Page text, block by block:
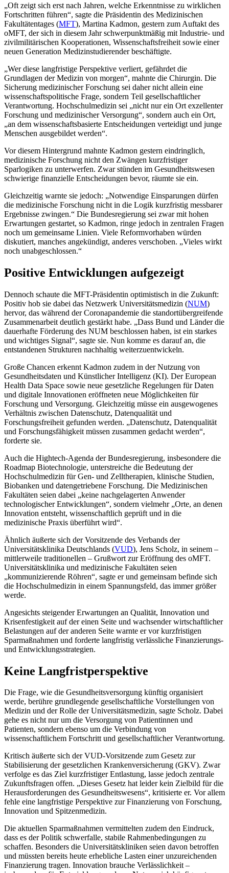
„Oft zeigt sich erst nach Jahren, welche Erkenntnisse zu wirklichen
Fortschritten führen“, sagte die Präsidentin des Medizinischen
Fakultätentages (MFT), Martina Kadmon, gestern zum Auftakt des
oMFT, der sich in diesem Jahr schwerpunktmäßig mit Industrie- und
zivilmilitärischen Kooperationen, Wissenschaftsfreiheit sowie einer
neuen Generation Medizinstudierender beschäftigte.
„Wer diese langfristige Perspektive verliert, gefährdet die
Grundlagen der Medizin von morgen“, mahnte die Chirurgin. Die
Sicherung medizinischer Forschung sei daher nicht allein eine
wissenschaftspolitische Frage, sondern Teil gesellschaftlicher
Verantwortung. Hochschulmedizin sei „nicht nur ein Ort exzellenter
Forschung und medizinischer Versorgung“, sondern auch ein Ort,
„an dem wissenschaftsbasierte Entscheidungen verteidigt und junge
Menschen ausgebildet werden“.
Vor diesem Hintergrund mahnte Kadmon gestern eindringlich,
medizinische Forschung nicht den Zwängen kurzfristiger
Sparlogiken zu unterwerfen. Zwar stünden im Gesundheitswesen
schwierige finanzielle Entscheidungen bevor, räumte sie ein.
Gleichzeitig warnte sie jedoch: „Notwendige Einsparungen dürfen
die medizinische Forschung nicht in die Logik kurzfristig messbarer
Ergebnisse zwingen.“ Die Bundesregierung sei zwar mit hohen
Erwartungen gestartet, so Kadmon, ringe jedoch in zentralen Fragen
noch um gemeinsame Linien. Viele Reformvorhaben würden
diskutiert, manches angekündigt, anderes verschoben. „Vieles wirkt
noch unabgeschlossen.“
Positive Entwicklungen aufgezeigt
Dennoch schaute die MFT-Präsidentin optimistisch in die Zukunft:
Positiv hob sie dabei das Netzwerk Universitätsmedizin (NUM)
hervor, das während der Coronapandemie die standortübergreifende
Zusammenarbeit deutlich gestärkt habe. „Dass Bund und Länder die
dauerhafte Förderung des NUM beschlossen haben, ist ein starkes
und wichtiges Signal“, sagte sie. Nun komme es darauf an, die
entstandenen Strukturen nachhaltig weiterzuentwickeln.
Große Chancen erkennt Kadmon zudem in der Nutzung von
Gesundheitsdaten und Künstlicher Intelligenz (KI). Der European
Health Data Space sowie neue gesetzliche Regelungen für Daten
und digitale Innovationen eröffneten neue Möglichkeiten für
Forschung und Versorgung. Gleichzeitig müsse ein ausgewogenes
Verhältnis zwischen Datenschutz, Datenqualität und
Forschungsfreiheit gefunden werden. „Datenschutz, Datenqualität
und Forschungsfähigkeit müssen zusammen gedacht werden“,
forderte sie.
Auch die Hightech-Agenda der Bundesregierung, insbesondere die
Roadmap Biotechnologie, unterstreiche die Bedeutung der
Hochschulmedizin für Gen- und Zelltherapien, klinische Studien,
Biobanken und datengetriebene Forschung. Die Medizinischen
Fakultäten seien dabei „keine nachgelagerten Anwender
technologischer Entwicklungen“, sondern vielmehr „Orte, an denen
Innovation entsteht, wissenschaftlich geprüft und in die
medizinische Praxis überführt wird“.
Ähnlich äußerte sich der Vorsitzende des Verbands der
Universitätsklinika Deutschlands (VUD), Jens Scholz, in seinem –
mittlerweile traditionellen – Grußwort zur Eröffnung des oMFT.
Universitätsklinika und medizinische Fakultäten seien
„kommunizierende Röhren“, sagte er und gemeinsam befinde sich
die Hochschulmedizin in einem Spannungsfeld, das immer größer
werde.
Angesichts steigender Erwartungen an Qualität, Innovation und
Krisenfestigkeit auf der einen Seite und wachsender wirtschaftlicher
Belastungen auf der anderen Seite warnte er vor kurzfristigen
Sparmaßnahmen und forderte langfristig verlässliche Finanzierungs-
und Entwicklungsstrategien.
Keine Langfristperspektive
Die Frage, wie die Gesundheitsversorgung künftig organisiert
werde, berühre grundlegende gesellschaftliche Vorstellungen von
Medizin und der Rolle der Universitätsmedizin, sagte Scholz. Dabei
gehe es nicht nur um die Versorgung von Patientinnen und
Patienten, sondern ebenso um die Verbindung von
wissenschaftlichem Fortschritt und gesellschaftlicher Verantwortung.
Kritisch äußerte sich der VUD-Vorsitzende zum Gesetz zur
Stabilisierung der gesetzlichen Krankenversicherung (GKV). Zwar
verfolge es das Ziel kurzfristiger Entlastung, lasse jedoch zentrale
Zukunftsfragen offen. „Dieses Gesetz hat leider kein Zielbild für die
Herausforderungen des Gesundheitswesens“, kritisierte er. Vor allem
fehle eine langfristige Perspektive zur Finanzierung von Forschung,
Innovation und Spitzenmedizin.
Die aktuellen Sparmaßnahmen vermittelten zudem den Eindruck,
dass es der Politik schwerfalle, stabile Rahmenbedingungen zu
schaffen. Besonders die Universitätskliniken seien davon betroffen
und müssten bereits heute erhebliche Lasten einer unzureichenden
Finanzierung tragen. Innovation brauche Verlässlichkeit –